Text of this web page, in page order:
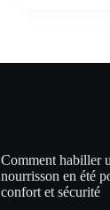
Comment habiller
nourrisson en été
confort et sécurité